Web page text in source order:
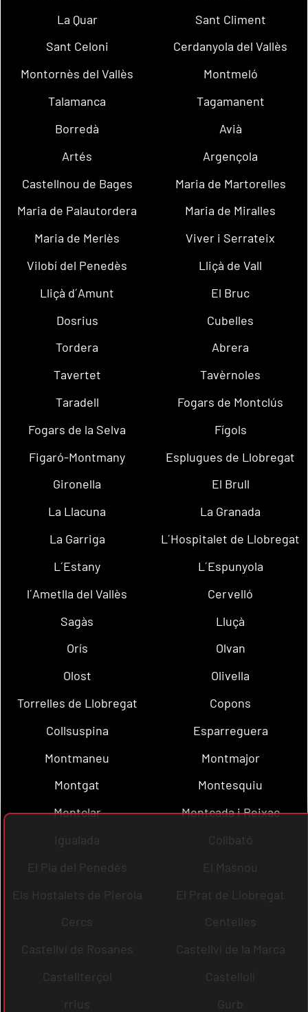
La Quar
Sant Climent
Sant Celoni
Cerdanyola del Vallès
Montornès del Vallès
Montmeló
Talamanca
Tagamanent
Borredà
Avià
Artés
Argençola
Castellnou de Bages
Maria de Martorelles
Maria de Palautordera
Maria de Miralles
Maria de Merlès
Viver i Serrateix
Vilobí del Penedès
Lliçà de Vall
Lliçà d´Amunt
El Bruc
Dosrius
Cubelles
Tordera
Abrera
Tavertet
Tavèrnoles
Taradell
Fogars de Montclús
Fogars de la Selva
Fígols
Figaró-Montmany
Esplugues de Llobregat
Gironella
El Brull
La Llacuna
La Granada
La Garriga
L´Hospitalet de Llobregat
L´Estany
L´Espunyola
l´Ametlla del Vallès
Cervelló
Sagàs
Lluçà
Orís
Olvan
Olost
Olivella
Torrelles de Llobregat
Copons
Collsuspina
Esparreguera
Montmaneu
Montmajor
Montgat
Montesquiu
Montclar
Montcada i Reixac
Igualada
Collbató
El Pla del Penedès
El Masnou
Els Hostalets de Pierola
El Prat de Llobregat
Cercs
Centelles
Castellví de Rosanes
Castellví de la Marca
Castellterçol
Castellolí
rrius
Gurb